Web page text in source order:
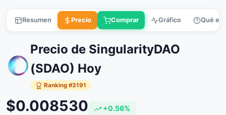
Resumen Precio Comprar Gráfico Qué es
Precio de SingularityDAO
(SDAO) Hoy
Ranking #3191
$0.008530 +0.56%